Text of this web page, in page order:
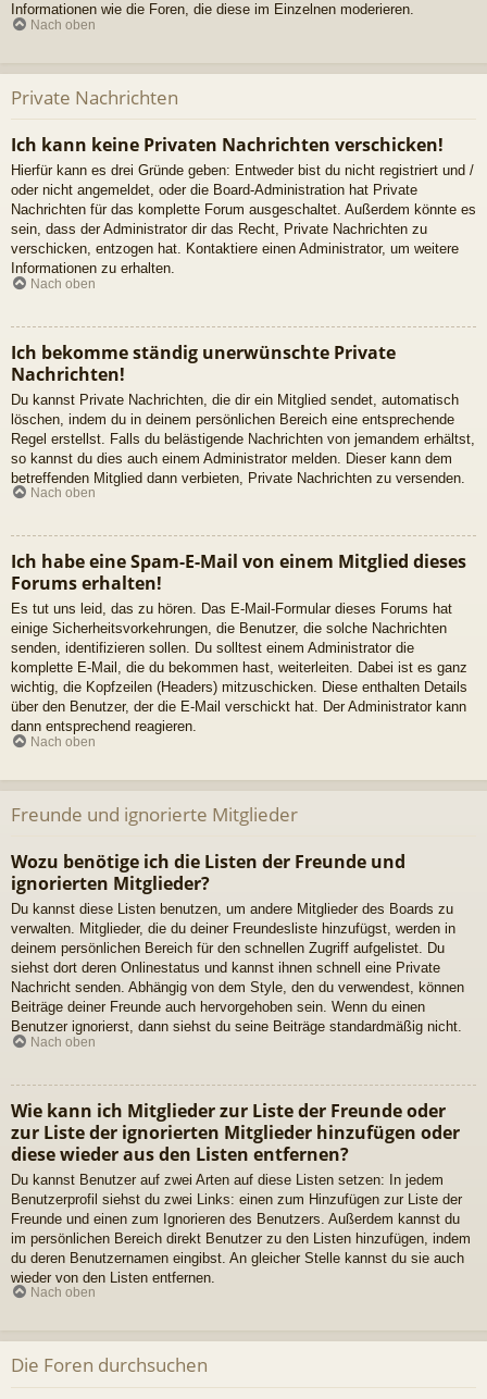
Informationen wie die Foren, die diese im Einzelnen moderieren.
Nach oben
Private Nachrichten
Ich kann keine Privaten Nachrichten verschicken!
Hierfür kann es drei Gründe geben: Entweder bist du nicht registriert und /
oder nicht angemeldet, oder die Board-Administration hat Private
Nachrichten für das komplette Forum ausgeschaltet. Außerdem könnte es
sein, dass der Administrator dir das Recht, Private Nachrichten zu
verschicken, entzogen hat. Kontaktiere einen Administrator, um weitere
Informationen zu erhalten.
Nach oben
Ich bekomme ständig unerwünschte Private
Nachrichten!
Du kannst Private Nachrichten, die dir ein Mitglied sendet, automatisch
löschen, indem du in deinem persönlichen Bereich eine entsprechende
Regel erstellst. Falls du belästigende Nachrichten von jemandem erhältst,
so kannst du dies auch einem Administrator melden. Dieser kann dem
betreffenden Mitglied dann verbieten, Private Nachrichten zu versenden.
Nach oben
Ich habe eine Spam-E-Mail von einem Mitglied dieses
Forums erhalten!
Es tut uns leid, das zu hören. Das E-Mail-Formular dieses Forums hat
einige Sicherheitsvorkehrungen, die Benutzer, die solche Nachrichten
senden, identifizieren sollen. Du solltest einem Administrator die
komplette E-Mail, die du bekommen hast, weiterleiten. Dabei ist es ganz
wichtig, die Kopfzeilen (Headers) mitzuschicken. Diese enthalten Details
über den Benutzer, der die E-Mail verschickt hat. Der Administrator kann
dann entsprechend reagieren.
Nach oben
Freunde und ignorierte Mitglieder
Wozu benötige ich die Listen der Freunde und
ignorierten Mitglieder?
Du kannst diese Listen benutzen, um andere Mitglieder des Boards zu
verwalten. Mitglieder, die du deiner Freundesliste hinzufügst, werden in
deinem persönlichen Bereich für den schnellen Zugriff aufgelistet. Du
siehst dort deren Onlinestatus und kannst ihnen schnell eine Private
Nachricht senden. Abhängig von dem Style, den du verwendest, können
Beiträge deiner Freunde auch hervorgehoben sein. Wenn du einen
Benutzer ignorierst, dann siehst du seine Beiträge standardmäßig nicht.
Nach oben
Wie kann ich Mitglieder zur Liste der Freunde oder
zur Liste der ignorierten Mitglieder hinzufügen oder
diese wieder aus den Listen entfernen?
Du kannst Benutzer auf zwei Arten auf diese Listen setzen: In jedem
Benutzerprofil siehst du zwei Links: einen zum Hinzufügen zur Liste der
Freunde und einen zum Ignorieren des Benutzers. Außerdem kannst du
im persönlichen Bereich direkt Benutzer zu den Listen hinzufügen, indem
du deren Benutzernamen eingibst. An gleicher Stelle kannst du sie auch
wieder von den Listen entfernen.
Nach oben
Die Foren durchsuchen